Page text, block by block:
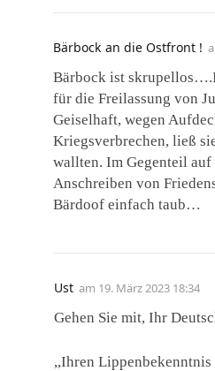
Bärbock an die Ostfront !
Bärbock ist
für die Freilassung von
Geiselhaft, wegen
Kriegsverbrechen, ließ
wallten. Im Gegenteil auf
Anschreiben von
Bärdoof einfach taub…
Ust am 19. März 2023 18:34
Gehen Sie mit, Ihr
,,Ihren